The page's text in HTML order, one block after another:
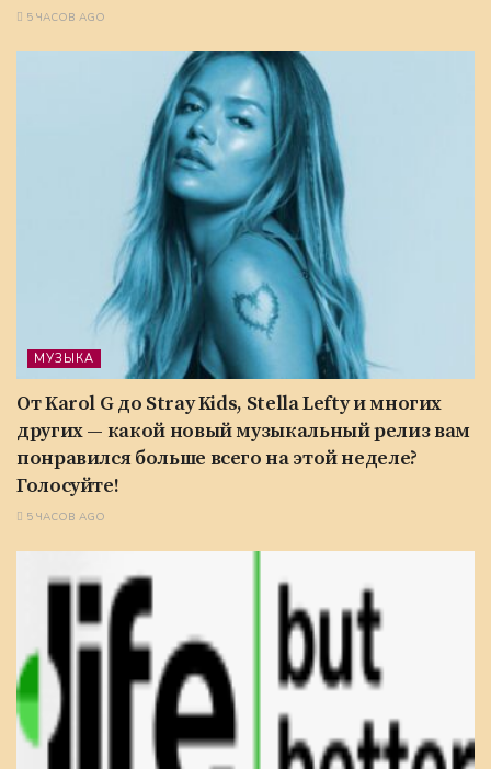
5 ЧАСОВ AGO
МУЗЫКА
От Karol G до Stray Kids, Stella Lefty и многих
других — какой новый музыкальный релиз вам
понравился больше всего на этой неделе?
Голосуйте!
5 ЧАСОВ AGO